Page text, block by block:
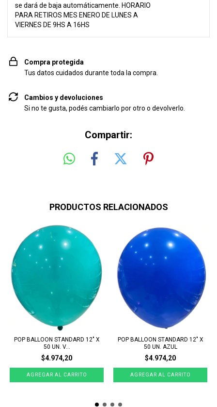
se dará de baja automáticamente. HORARIO
PARA RETIROS MES ENERO DE LUNES A
VIERNES DE 9HS A 16HS
Compra protegida
Tus datos cuidados durante toda la compra.
Cambios y devoluciones
Si no te gusta, podés cambiarlo por otro o devolverlo.
Compartir:
PRODUCTOS RELACIONADOS
POP BALLOON STANDARD 12" X
50 UN. V...
$4.974,20
POP BALLOON STANDARD 12" X
50 UN. AZUL
$4.974,20